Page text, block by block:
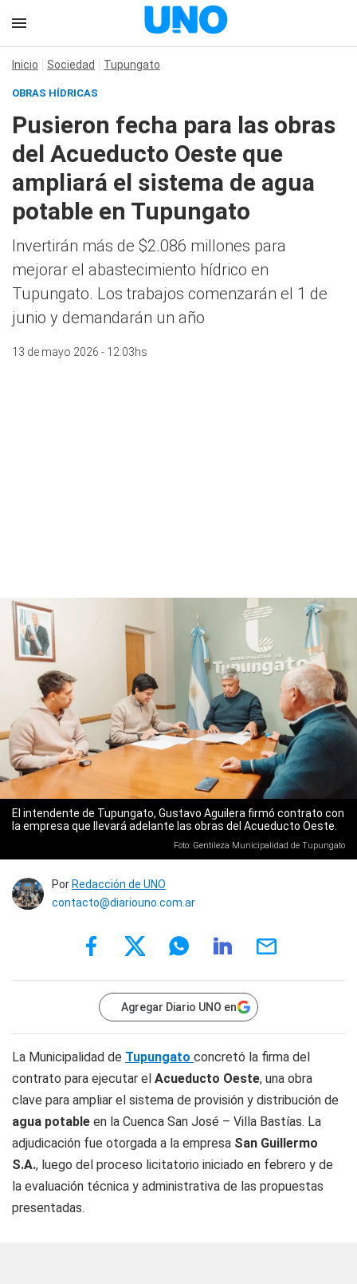
Inicio Sociedad Tupungato
OBRAS HÍDRICAS
Pusieron fecha para las obras
del Acueducto Oeste que
ampliará el sistema de agua
potable en Tupungato
Invertirán más de $2.086 millones para
mejorar el abastecimiento hídrico en
Tupungato. Los trabajos comenzarán el 1 de
junio y demandarán un año
13 de mayo 2026 - 12:03hs
El intendente de Tupungato, Gustavo Aguilera firmó contrato con
la empresa que llevará adelante las obras del Acueducto Oeste.
Foto: Gentileza Municipalidad de Tupungato
Por Redacción de UNO
contacto@diariouno.com.ar
Agregar Diario UNO en
La Municipalidad de Tupungato concretó la firma del
contrato para ejecutar el Acueducto Oeste, una obra
clave para ampliar el sistema de provisión y distribución de
agua potable en la Cuenca San José – Villa Bastías. La
adjudicación fue otorgada a la empresa San Guillermo
S.A., luego del proceso licitatorio iniciado en febrero y de
la evaluación técnica y administrativa de las propuestas
presentadas.